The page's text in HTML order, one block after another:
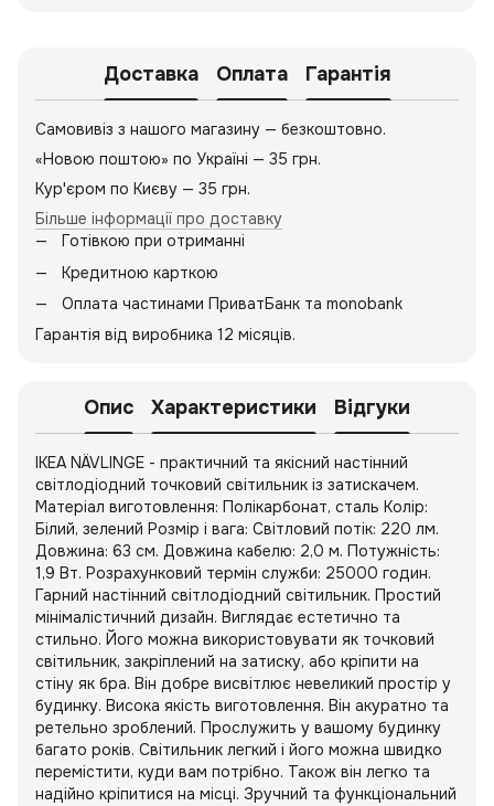
Доставка Оплата Гарантія
Самовивіз з нашого магазину — безкоштовно.
«Новою поштою» по Україні — 35 грн.
Кур'єром по Києву — 35 грн.
Більше інформації про доставку
Готівкою при отриманні
Кредитною карткою
Оплата частинами ПриватБанк та monobank
Гарантія від виробника 12 місяців.
Опис Характеристики Відгуки
IKEA NÄVLINGE - практичний та якісний настінний
світлодіодний точковий світильник із затискачем.
Матеріал виготовлення: Полікарбонат, сталь Колір:
Білий, зелений Розмір і вага: Світловий потік: 220 лм.
Довжина: 63 см. Довжина кабелю: 2,0 м. Потужність:
1,9 Вт. Розрахунковий термін служби: 25000 годин.
Гарний настінний світлодіодний світильник. Простий
мінімалістичний дизайн. Виглядає естетично та
стильно. Його можна використовувати як точковий
світильник, закріплений на затиску, або кріпити на
стіну як бра. Він добре висвітлює невеликий простір у
будинку. Висока якість виготовлення. Він акуратно та
ретельно зроблений. Прослужить у вашому будинку
багато років. Світильник легкий і його можна швидко
перемістити, куди вам потрібно. Також він легко та
надійно кріпитися на місці. Зручний та функціональний